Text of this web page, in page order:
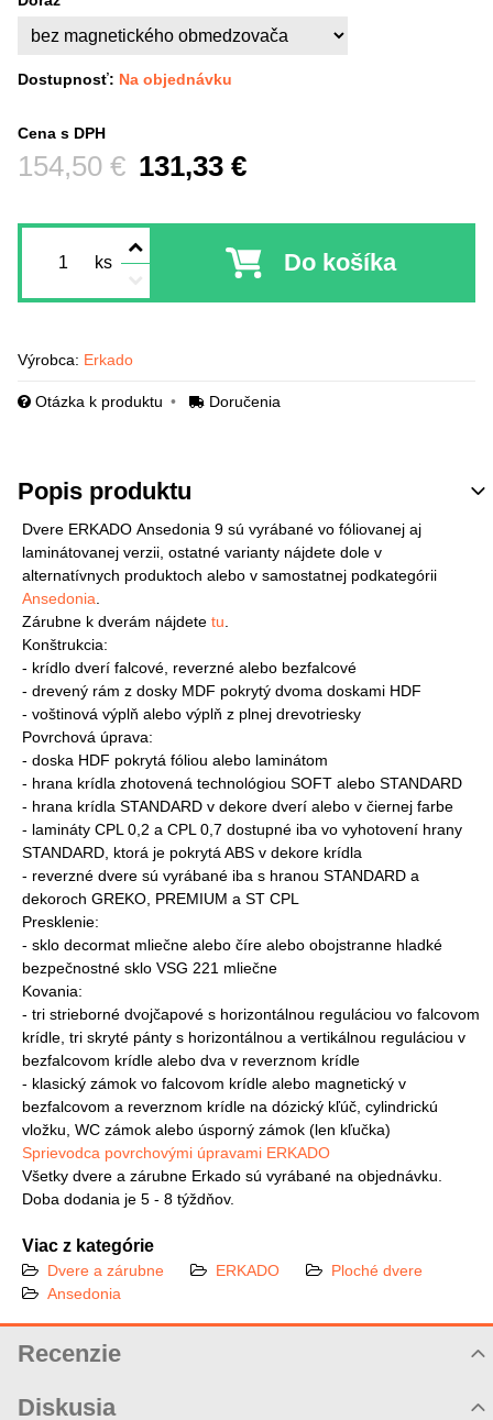
Dostupnosť: Na objednávku
Cena s DPH
131,33 €
Pred zľavou:
154,50 €
ks Do košíka
Výrobca: Erkado
Otázka k produktu Doručenia
Popis produktu
Dvere ERKADO Ansedonia 9 sú vyrábané vo fóliovanej aj
laminátovanej verzii, ostatné varianty nájdete dole v
alternatívnych produktoch alebo v samostatnej podkategórii
Ansedonia
Zárubne k dverám nájdete tu
Konštrukcia:
- krídlo dverí falcové, reverzné alebo bezfalcové
- drevený rám z dosky MDF pokrytý dvoma doskami HDF
- voštinová výplň alebo výplň z plnej drevotriesky
Povrchová úprava:
- doska HDF pokrytá fóliou alebo laminátom
- hrana krídla zhotovená technológiou SOFT alebo STANDARD
- hrana krídla STANDARD v dekore dverí alebo v čiernej farbe
- lamináty CPL 0,2 a CPL 0,7 dostupné iba vo vyhotovení hrany
STANDARD, ktorá je pokrytá ABS v dekore krídla
- reverzné dvere sú vyrábané iba s hranou STANDARD a
dekoroch GREKO, PREMIUM a ST CPL
Presklenie:
- sklo decormat mliečne alebo číre alebo obojstranne hladké
bezpečnostné sklo VSG 221 mliečne
Kovania:
- tri strieborné dvojčapové s horizontálnou reguláciou vo falcovom
krídle, tri skryté pánty s horizontálnou a vertikálnou reguláciou v
bezfalcovom krídle alebo dva v reverznom krídle
- klasický zámok vo falcovom krídle alebo magnetický v
bezfalcovom a reverznom krídle na dózický kľúč, cylindrickú
vložku, WC zámok alebo úsporný zámok (len kľučka)
Sprievodca povrchovými úpravami ERKADO
Všetky dvere a zárubne Erkado sú vyrábané na objednávku.
Doba dodania je 5 - 8 týždňov.
Viac z kategórie
Dvere a zárubne ERKADO
Ploché dvere
Ansedonia
Recenzie
Diskusia